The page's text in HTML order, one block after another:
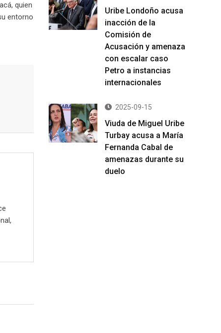
quien
entorno
Uribe Londoño acusa
inacción de la
Comisión de
Acusación y amenaza
con escalar caso
Petro a instancias
internacionales
2025-09-15
Viuda de Miguel Uribe
Turbay acusa a María
Fernanda Cabal de
amenazas durante su
duelo